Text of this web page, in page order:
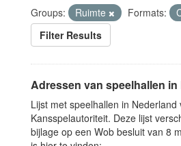
Groups: Ruimte Formats:
Filter Results
Adressen van speelhallen in
Lijst met speelhallen in Nederland
Kansspelautoriteit. Deze lijst
bijlage op een Wob besluit van 8